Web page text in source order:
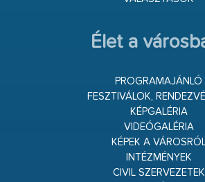
Élet a
PROGRAMAJÁNLÓ
FESZTIVÁLOK,
KÉPGALÉRIA
VIDEÓGALÉRIA
KÉPEK A
INTÉZMÉNYEK
CIVIL SZERVEZETEK